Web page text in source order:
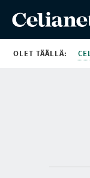
OLET TÄÄLLÄ: